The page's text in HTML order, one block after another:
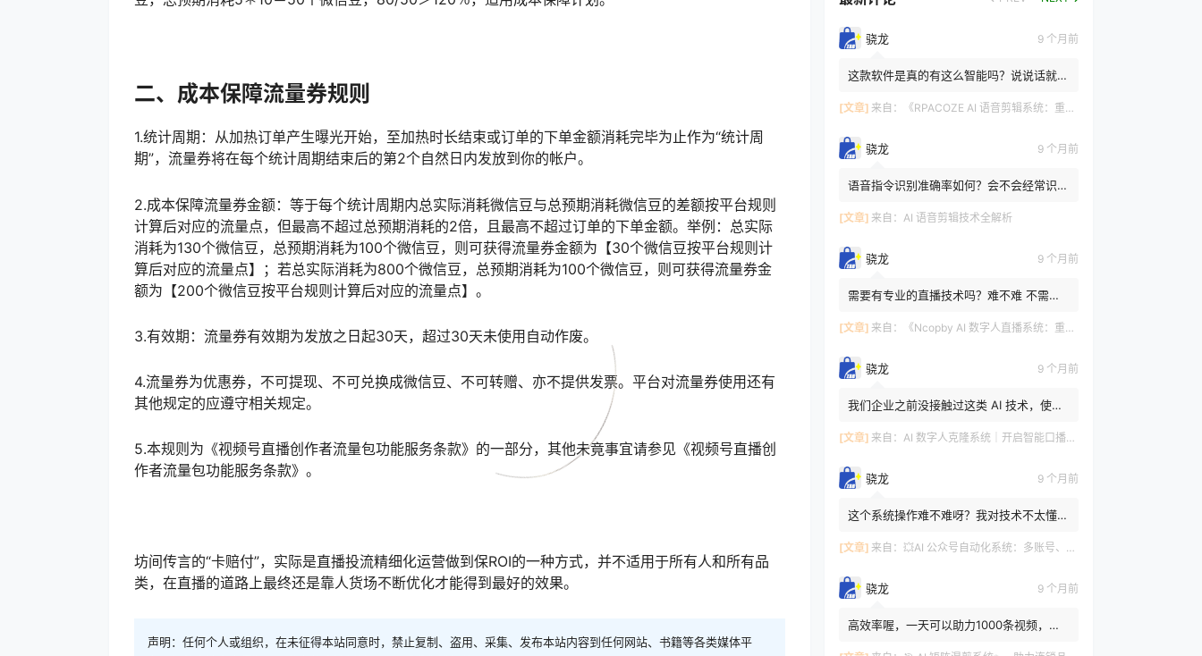
二、成本保障流量券规则
1.统计周期：从加热订单产生曝光开始，至加热时长结束或订单的下单金额消耗完毕为止作为“统计周
期”，流量券将在每个统计周期结束后的第2个自然日内发放到你的帐户。
2.成本保障流量券金额：等于每个统计周期内总实际消耗微信豆与总预期消耗微信豆的差额按平台规则
计算后对应的流量点，但最高不超过总预期消耗的2倍，且最高不超过订单的下单金额。举例：总实际
消耗为130个微信豆，总预期消耗为100个微信豆，则可获得流量券金额为【30个微信豆按平台规则计
算后对应的流量点】；若总实际消耗为800个微信豆，总预期消耗为100个微信豆，则可获得流量券金
额为【200个微信豆按平台规则计算后对应的流量点】。
3.有效期：流量券有效期为发放之日起30天，超过30天未使用自动作废。
4.流量券为优惠券，不可提现、不可兑换成微信豆、不可转赠、亦不提供发票。平台对流量券使用还有
其他规定的应遵守相关规定。
5.本规则为《视频号直播创作者流量包功能服务条款》的一部分，其他未竟事宜请参见《视频号直播创
作者流量包功能服务条款》。
坊间传言的“卡赔付”，实际是直播投流精细化运营做到保ROI的一种方式，并不适用于所有人和所有品
类，在直播的道路上最终还是靠人货场不断优化才能得到最好的效果。
声明：任何个人或组织，在未征得本站同意时，禁止复制、盗用、采集、发布本站内容到任何网站、书籍等各类媒体平
骁龙 9 个月前
这款软件是真的有这么智能吗？说说话就能
这些功能是基于前沿 AI ...
[文章] 来自： 《RPACOZE AI 语音剪辑系统：重新定义视频创作的智能革命》
骁龙 9 个月前
语音指令识别准确率如何？会不会经常识别
可达到 98% 以上。像图...
[文章] 来自： AI 语音剪辑技术全解析
骁龙 9 个月前
需要有专业的直播技术吗？难不难 不需要
性化，操作简单易上手。...
[文章] 来自： 《Ncopby AI 数字人直播系统：重构直播生态的一站式智能解决方案》
骁龙 9 个月前
我们企业之前没接触过这类 AI 技术，使用
请技术人员吗？ 😊😎完全...
[文章] 来自： AI 数字人克隆系统｜开启智能口播新世代🔮
骁龙 9 个月前
这个系统操作难不难呀？我对技术不太懂，
的操作界面设计得特别简...
[文章] 来自： 💥AI 公众号自动化系统：多账号、智能创作、全平台发布一站式搞定💥
骁龙 9 个月前
高效率喔，一天可以助力1000条视频，中